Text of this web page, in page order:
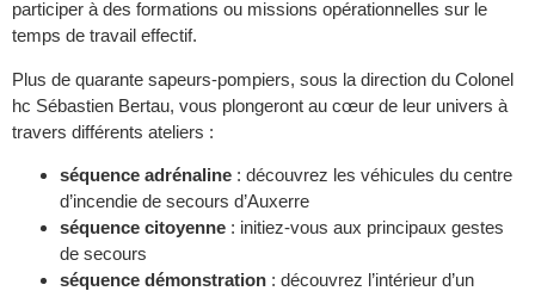
participer à des formations ou missions opérationnelles sur le
temps de travail effectif.
Plus de quarante sapeurs-pompiers, sous la direction du Colonel
hc Sébastien Bertau, vous plongeront au cœur de leur univers à
travers différents ateliers :
séquence adrénaline : découvrez les véhicules du centre
d’incendie de secours d’Auxerre
séquence citoyenne : initiez-vous aux principaux gestes
de secours
séquence démonstration : découvrez l’intérieur d’un